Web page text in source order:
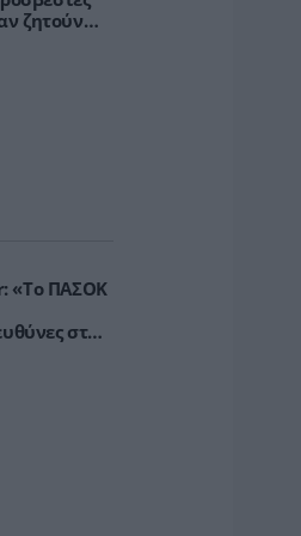
ζητούν
«Το ΠΑΣΟΚ
στη